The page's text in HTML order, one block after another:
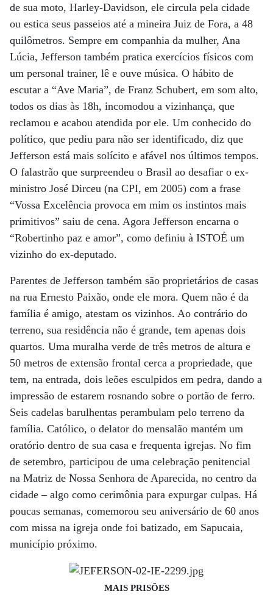
de sua moto, Harley-Davidson, ele circula pela cidade
ou estica seus passeios até a mineira Juiz de Fora, a 48
quilômetros. Sempre em companhia da mulher, Ana
Lúcia, Jefferson também pratica exercícios físicos com
um personal trainer, lê e ouve música. O hábito de
escutar a “Ave Maria”, de Franz Schubert, em som alto,
todos os dias às 18h, incomodou a vizinhança, que
reclamou e acabou atendida por ele. Um conhecido do
político, que pediu para não ser identificado, diz que
Jefferson está mais solícito e afável nos últimos tempos.
O falastrão que surpreendeu o Brasil ao desafiar o ex-
ministro José Dirceu (na CPI, em 2005) com a frase
“Vossa Excelência provoca em mim os instintos mais
primitivos” saiu de cena. Agora Jefferson encarna o
“Robertinho paz e amor”, como definiu à ISTOÉ um
vizinho do ex-deputado.
Parentes de Jefferson também são proprietários de casas
na rua Ernesto Paixão, onde ele mora. Quem não é da
família é amigo, atestam os vizinhos. Ao contrário do
terreno, sua residência não é grande, tem apenas dois
quartos. Uma muralha verde de três metros de altura e
50 metros de extensão frontal cerca a propriedade, que
tem, na entrada, dois leões esculpidos em pedra, dando a
impressão de estarem rosnando sobre o portão de ferro.
Seis cadelas barulhentas perambulam pelo terreno da
família. Católico, o delator do mensalão mantém um
oratório dentro de sua casa e frequenta igrejas. No fim
de setembro, participou de uma celebração penitencial
na Matriz de Nossa Senhora de Aparecida, no centro da
cidade – algo como cerimônia para expurgar culpas. Há
poucas semanas, comemorou seu aniversário de 60 anos
com missa na igreja onde foi batizado, em Sapucaia,
município próximo.
MAIS PRISÕES